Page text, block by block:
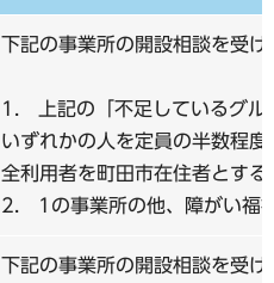
下記の事業所の開設相談を受け
1. 上記の「不足しているグル
いずれかの人を定員の半数程
全利用者を町田市在住者とす
2. 1の事業所の他、障がい福
下記の事業所の開設相談を受け